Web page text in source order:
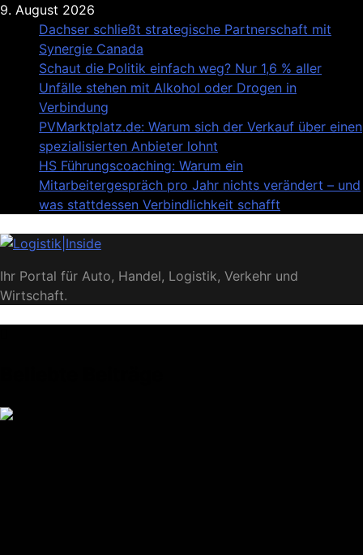
Skip
content
9. August 2026
Dachser schließt strategische Partnerschaft mit
Synergie Canada
Schaut die Politik einfach weg? Nur 1,6 % aller
Unfälle stehen mit Alkohol oder Drogen in
Verbindung
PVMarktplatz.de: Warum sich der Verkauf über einen
spezialisierten Anbieter lohnt
HS Führungscoaching: Warum ein
Mitarbeitergespräch pro Jahr nichts verändert – und
was stattdessen Verbindlichkeit schafft
Logistik|Inside
Ihr Portal für Auto, Handel, Logistik, Verkehr und
Wirtschaft.